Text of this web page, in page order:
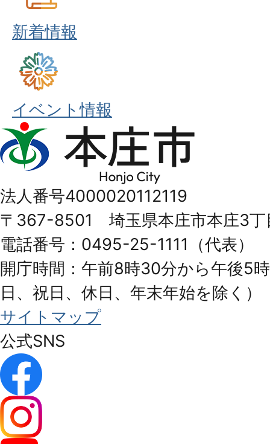
新着情報
イベント情報
本
庄
Honjo
City
法人番号4000020112119
〒367-8501 埼玉県本庄市本庄3丁
電話番号：0495-25-1111（代表）
開庁時間：午前8時30分から午後5
日、祝日、休日、年末年始を除く）
サイトマップ
公式SNS